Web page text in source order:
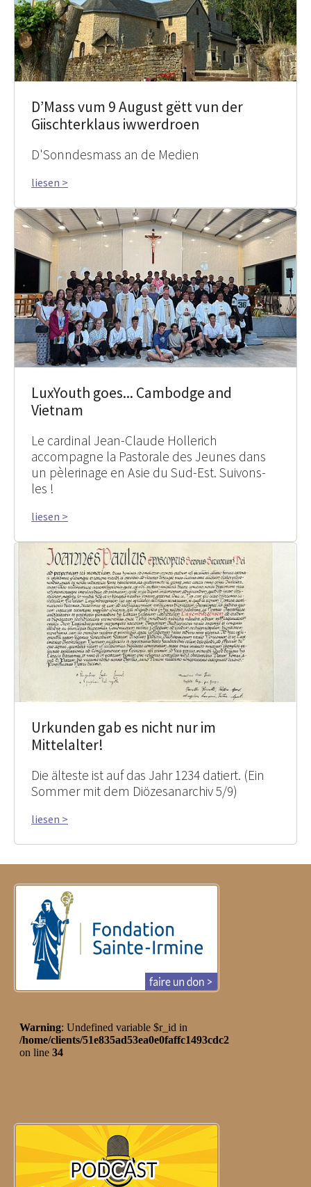
D’Mass vum 9 August gëtt vun der
Giischterklaus iwwerdroen
D'Sonndesmass an de Medien
liesen >
LuxYouth goes... Cambodge and
Vietnam
Le cardinal Jean-Claude Hollerich
accompagne la Pastorale des Jeunes dans
un pèlerinage en Asie du Sud-Est. Suivons-
les !
liesen >
Urkunden gab es nicht nur im
Mittelalter!
Die älteste ist auf das Jahr 1234 datiert. (Ein
Sommer mit dem Diözesanarchiv 5/9)
liesen >